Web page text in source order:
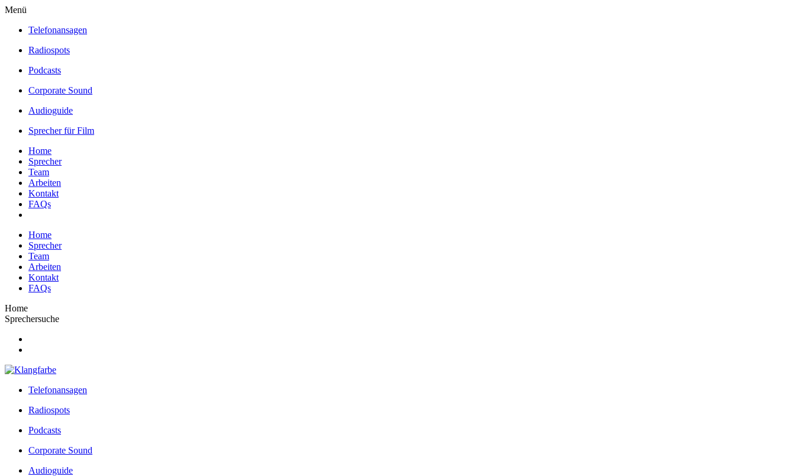
Menü
Telefonansagen
Radiospots
Podcasts
Corporate Sound
Audioguide
Sprecher für Film
Home
Sprecher
Team
Arbeiten
Kontakt
FAQs
Home
Sprecher
Team
Arbeiten
Kontakt
FAQs
Home
Sprechersuche
Telefonansagen
Radiospots
Podcasts
Corporate Sound
Audioguide